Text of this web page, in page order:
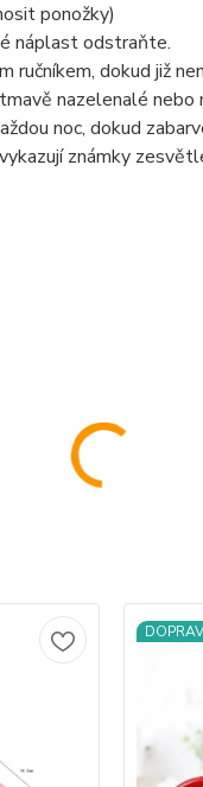
ponožky)
náplast odstraňte.
ručníkem, dokud již
nazelenalé
noc, dokud
známky